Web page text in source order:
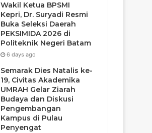
Wakil Ketua BPSMI
Kepri, Dr. Suryadi Resmi
Buka Seleksi Daerah
PEKSIMIDA 2026 di
Politeknik Negeri Batam
6 days ago
Semarak Dies Natalis ke-
19, Civitas Akademika
UMRAH Gelar Ziarah
Budaya dan Diskusi
Pengembangan
Kampus di Pulau
Penyengat